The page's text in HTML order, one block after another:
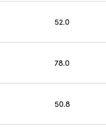
52.0
78.0
50.8